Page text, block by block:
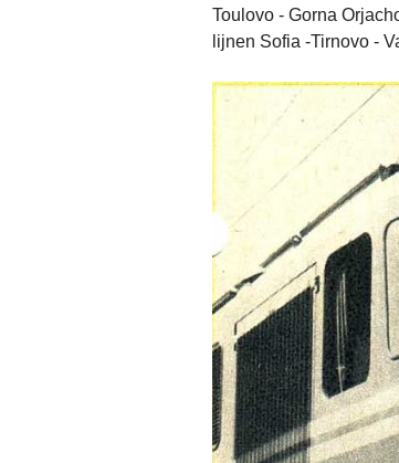
Toulovo - Gorna
lijnen Sofia -Tirnovo -